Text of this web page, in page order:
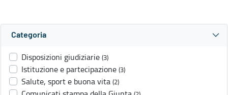
Categoria
Disposizioni giudiziarie (3)
Istituzione e partecipazione (3)
Salute, sport e buona vita (2)